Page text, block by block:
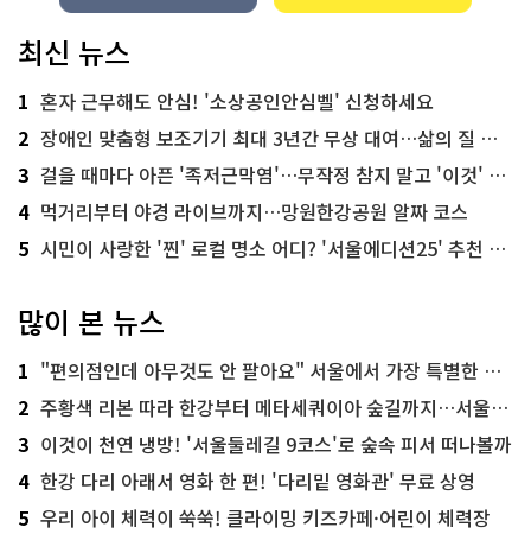
최신 뉴스
1 혼자 근무해도 안심! '소상공인안심벨' 신청하세요
2 장애인 맞춤형 보조기기 최대 3년간 무상 대여…삶의 질 높인다
3 걸을 때마다 아픈 '족저근막염'…무작정 참지 말고 '이것' 해보세요!
4 먹거리부터 야경 라이브까지…망원한강공원 알짜 코스
5 시민이 사랑한 '찐' 로컬 명소 어디? '서울에디션25' 추천 코스
많이 본 뉴스
1 "편의점인데 아무것도 안 팔아요" 서울에서 가장 특별한 편의점의 정체
2 주황색 리본 따라 한강부터 메타세쿼이아 숲길까지…서울둘레길 15코스
3 이것이 천연 냉방! '서울둘레길 9코스'로 숲속 피서 떠나볼까
4 한강 다리 아래서 영화 한 편! '다리밑 영화관' 무료 상영
5 우리 아이 체력이 쑥쑥! 클라이밍 키즈카페·어린이 체력장